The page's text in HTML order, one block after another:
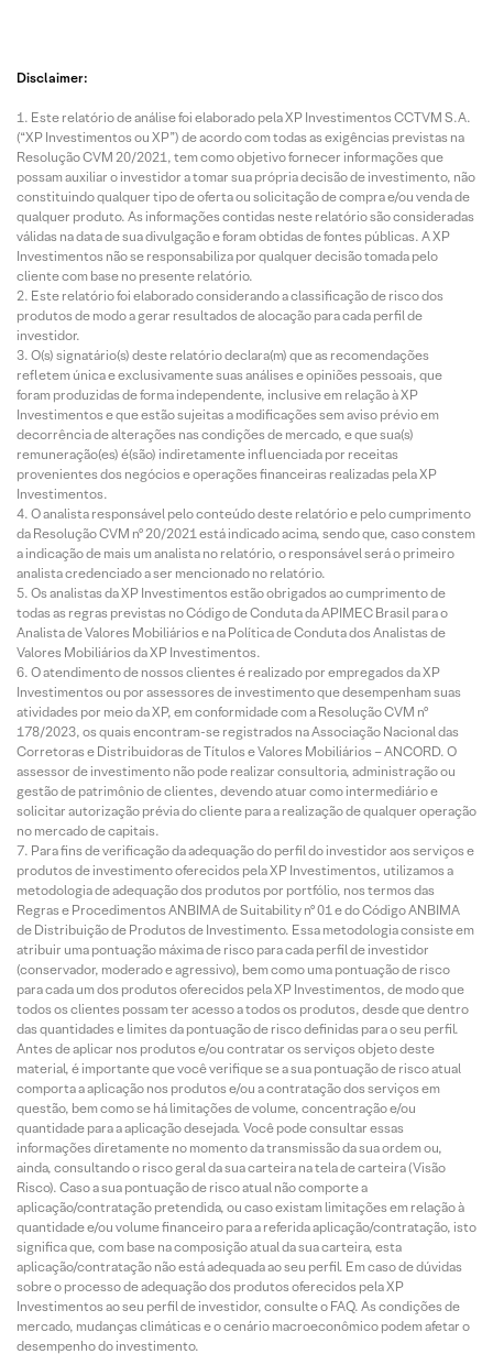
Disclaimer:
Este relatório de análise foi elaborado pela XP Investimentos CCTVM S.A.
(“XP Investimentos ou XP”) de acordo com todas as exigências previstas na
Resolução CVM 20/2021, tem como objetivo fornecer informações que
possam auxiliar o investidor a tomar sua própria decisão de investimento, não
constituindo qualquer tipo de oferta ou solicitação de compra e/ou venda de
qualquer produto. As informações contidas neste relatório são consideradas
válidas na data de sua divulgação e foram obtidas de fontes públicas. A XP
Investimentos não se responsabiliza por qualquer decisão tomada pelo
cliente com base no presente relatório.
Este relatório foi elaborado considerando a classificação de risco dos
produtos de modo a gerar resultados de alocação para cada perfil de
investidor.
O(s) signatário(s) deste relatório declara(m) que as recomendações
refletem única e exclusivamente suas análises e opiniões pessoais, que
foram produzidas de forma independente, inclusive em relação à XP
Investimentos e que estão sujeitas a modificações sem aviso prévio em
decorrência de alterações nas condições de mercado, e que sua(s)
remuneração(es) é(são) indiretamente influenciada por receitas
provenientes dos negócios e operações financeiras realizadas pela XP
Investimentos.
O analista responsável pelo conteúdo deste relatório e pelo cumprimento
da Resolução CVM nº 20/2021 está indicado acima, sendo que, caso constem
a indicação de mais um analista no relatório, o responsável será o primeiro
analista credenciado a ser mencionado no relatório.
Os analistas da XP Investimentos estão obrigados ao cumprimento de
todas as regras previstas no Código de Conduta da APIMEC Brasil para o
Analista de Valores Mobiliários e na Política de Conduta dos Analistas de
Valores Mobiliários da XP Investimentos.
O atendimento de nossos clientes é realizado por empregados da XP
Investimentos ou por assessores de investimento que desempenham suas
atividades por meio da XP, em conformidade com a Resolução CVM nº
178/2023, os quais encontram-se registrados na Associação Nacional das
Corretoras e Distribuidoras de Títulos e Valores Mobiliários – ANCORD. O
assessor de investimento não pode realizar consultoria, administração ou
gestão de patrimônio de clientes, devendo atuar como intermediário e
solicitar autorização prévia do cliente para a realização de qualquer operação
no mercado de capitais.
Para fins de verificação da adequação do perfil do investidor aos serviços e
produtos de investimento oferecidos pela XP Investimentos, utilizamos a
metodologia de adequação dos produtos por portfólio, nos termos das
Regras e Procedimentos ANBIMA de Suitability nº 01 e do Código ANBIMA
de Distribuição de Produtos de Investimento. Essa metodologia consiste em
atribuir uma pontuação máxima de risco para cada perfil de investidor
(conservador, moderado e agressivo), bem como uma pontuação de risco
para cada um dos produtos oferecidos pela XP Investimentos, de modo que
todos os clientes possam ter acesso a todos os produtos, desde que dentro
das quantidades e limites da pontuação de risco definidas para o seu perfil.
Antes de aplicar nos produtos e/ou contratar os serviços objeto deste
material, é importante que você verifique se a sua pontuação de risco atual
comporta a aplicação nos produtos e/ou a contratação dos serviços em
questão, bem como se há limitações de volume, concentração e/ou
quantidade para a aplicação desejada. Você pode consultar essas
informações diretamente no momento da transmissão da sua ordem ou,
ainda, consultando o risco geral da sua carteira na tela de carteira (Visão
Risco). Caso a sua pontuação de risco atual não comporte a
aplicação/contratação pretendida, ou caso existam limitações em relação à
quantidade e/ou volume financeiro para a referida aplicação/contratação, isto
significa que, com base na composição atual da sua carteira, esta
aplicação/contratação não está adequada ao seu perfil. Em caso de dúvidas
sobre o processo de adequação dos produtos oferecidos pela XP
Investimentos ao seu perfil de investidor, consulte o FAQ. As condições de
mercado, mudanças climáticas e o cenário macroeconômico podem afetar o
desempenho do investimento.